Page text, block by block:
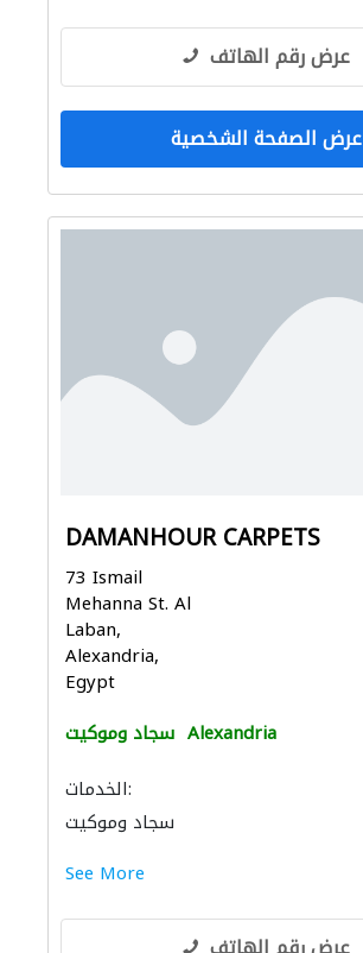
عرض رقم الهاتف
عرض الصفحة الشخصية
DAMANHOUR CARPETS
73 Ismail
Mehanna St. Al
Laban,
Alexandria,
Egypt
سجاد وموكيت Alexandria
الخدمات:
سجاد وموكيت
See More